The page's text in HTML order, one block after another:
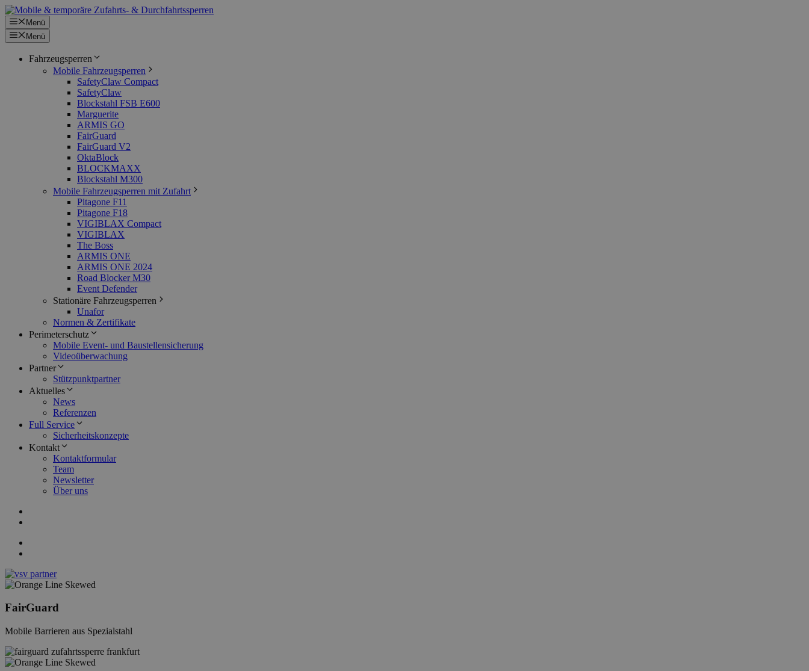
Zum
Inhalt
springen
Menü
Menü
Fahrzeugsperren
Mobile Fahrzeugsperren
SafetyClaw Compact
SafetyClaw
Blockstahl FSB E600
Marguerite
ARMIS GO
FairGuard
FairGuard V2
OktaBlock
BLOCKMAXX
Blockstahl M300
Mobile Fahrzeugsperren mit Zufahrt
Pitagone F11
Pitagone F18
VIGIBLAX Compact
VIGIBLAX
The Boss
ARMIS ONE
ARMIS ONE 2024
Road Blocker M30
Event Defender
Stationäre Fahrzeugsperren
Unafor
Normen & Zertifikate
Perimeterschutz
Mobile Event- und Baustellensicherung
Videoüberwachung
Partner
Stützpunktpartner
Aktuelles
News
Referenzen
Full Service
Sicherheitskonzepte
Kontakt
Kontaktformular
Team
Newsletter
Über uns
FairGuard
Mobile Barrieren aus Spezialstahl